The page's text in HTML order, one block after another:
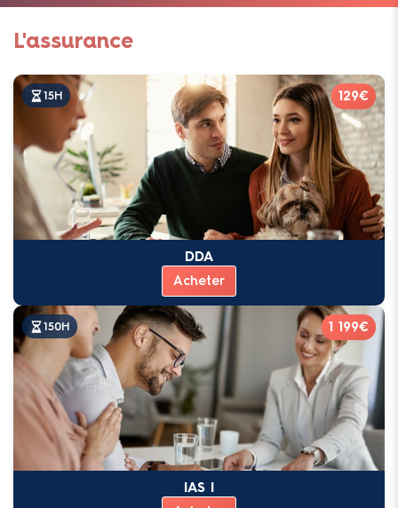
L'assurance
15H 129€
DDA
Acheter
150H 1 199€
IAS I